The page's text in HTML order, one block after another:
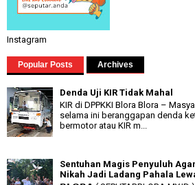
Instagram
Popular Posts Archives
Denda Uji KIR Tidak Mahal
KIR di DPPKKI Blora Blora –
selama ini beranggapan denda
bermotor atau KIR m...
Sentuhan Magis Penyuluh
Nikah Jadi Ladang Pahala